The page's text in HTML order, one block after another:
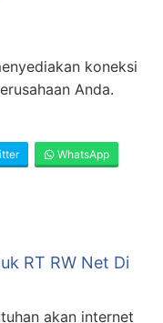
koneksi
Anda.
WhatsApp
RT RW Net Di
akan internet